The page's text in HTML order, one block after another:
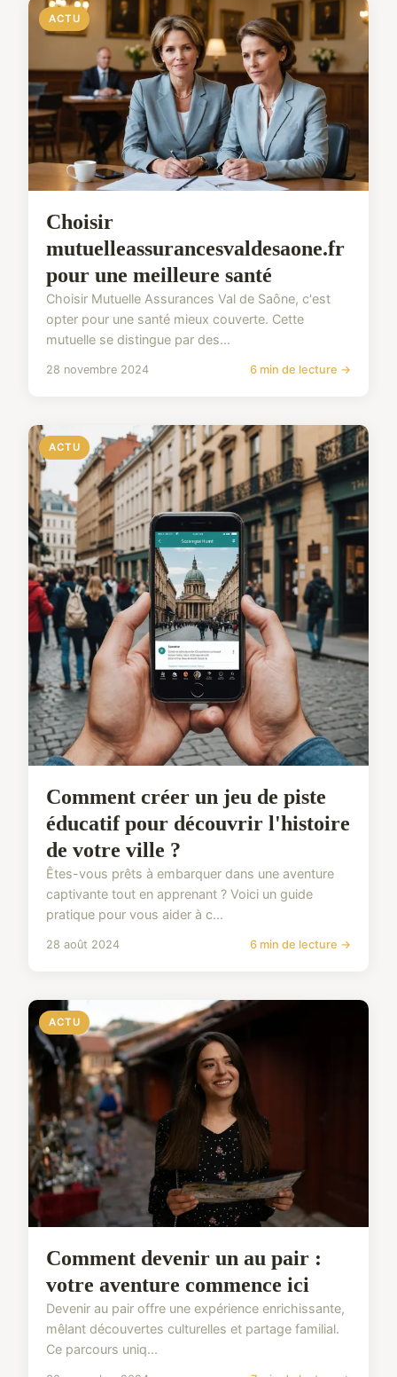
ACTU
Choisir
mutuelleassurancesvaldesaone.fr
pour une meilleure santé
Choisir Mutuelle Assurances Val de Saône, c'est
opter pour une santé mieux couverte. Cette
mutuelle se distingue par des...
28 novembre 2024 6 min de lecture →
ACTU
Comment créer un jeu de piste
éducatif pour découvrir l'histoire
de votre ville ?
Êtes-vous prêts à embarquer dans une aventure
captivante tout en apprenant ? Voici un guide
pratique pour vous aider à c...
28 août 2024 6 min de lecture →
ACTU
Comment devenir un au pair :
votre aventure commence ici
Devenir au pair offre une expérience enrichissante,
mêlant découvertes culturelles et partage familial.
Ce parcours uniq...